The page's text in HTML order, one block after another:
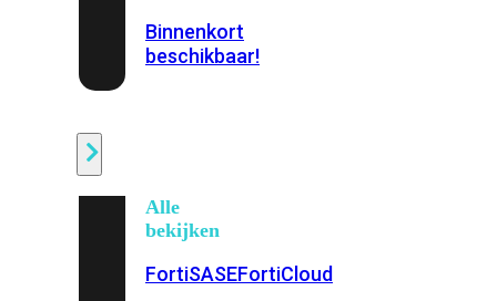
Binnenkort
beschikbaar!
Alle
bekijken
FortiSASEFortiCloud